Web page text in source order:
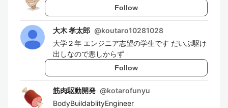
Follow
大木 孝太郎 @koutaro10281028
大学２年 エンジニア志望の学生です だいぶ駆け
出しなので悪しからず
Follow
筋肉駆動開発 @kotarofunyu
BodyBuildablityEngineer